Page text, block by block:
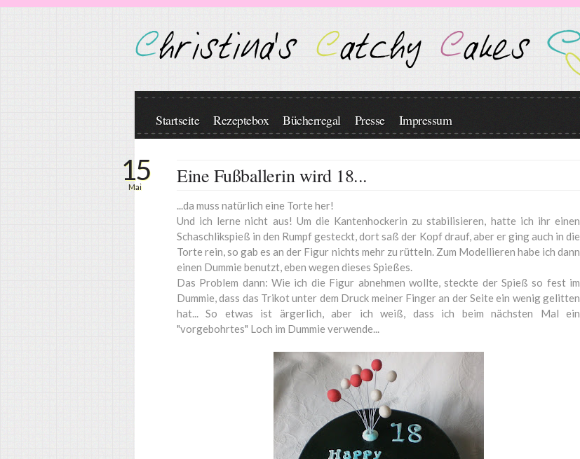
Seiten
Startseite Rezeptebox Bücherregal Presse Impressum
Eine Fußballerin wird 18...
15
Mai
...da muss natürlich eine Torte her!
Und ich lerne nicht aus! Um die Kantenhockerin zu stabilisieren, hatte ich ihr einen
Schaschlikspieß in den Rumpf gesteckt, dort saß der Kopf drauf, aber er ging auch in die
Torte rein, so gab es an der Figur nichts mehr zu rütteln. Zum Modellieren habe ich dann
einen Dummie benutzt, eben wegen dieses Spießes.
Das Problem dann: Wie ich die Figur abnehmen wollte, steckte der Spieß so fest im
Dummie, dass das Trikot unter dem Druck meiner Finger an der Seite ein wenig gelitten
hat... So etwas ist ärgerlich, aber ich weiß, dass ich beim nächsten Mal ein
"vorgebohrtes" Loch im Dummie verwende...